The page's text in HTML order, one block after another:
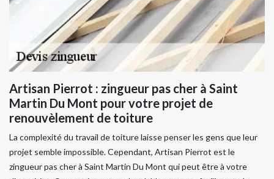
Artisan Pierrot : zingueur pas cher à Saint
Martin Du Mont pour votre projet de
renouvèlement de toiture
La complexité du travail de toiture laisse penser les gens que leur
projet semble impossible. Cependant, Artisan Pierrot est le
zingueur pas cher à Saint Martin Du Mont qui peut être à votre